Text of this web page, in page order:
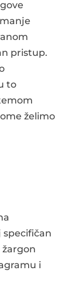
pristup.
to
želimo
žargon
i